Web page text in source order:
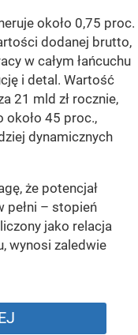
około 0,75 proc.
dodanej brutto,
w całym łańcuchu
i detal. Wartość
21 mld zł rocznie,
około 45 proc.,
dynamicznych
że potencjał
pełni – stopień
jako relacja
wynosi zaledwie